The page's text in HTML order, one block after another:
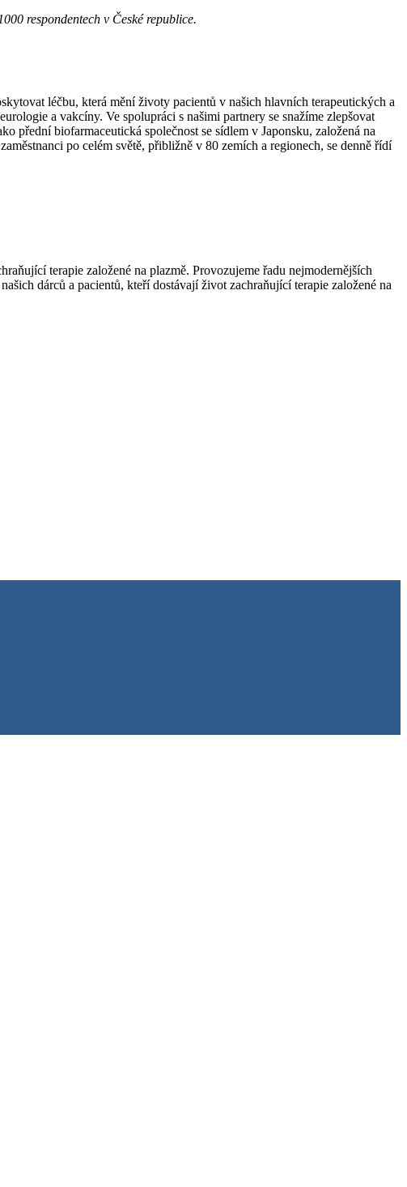
respondentech v České republice.
léčbu, která mění životy pacientů v našich hlavních terapeutických a
a vakcíny. Ve spolupráci s našimi partnery se snažíme zlepšovat
přední biofarmaceutická společnost se sídlem v Japonsku, založená na
po celém světě, přibližně v 80 zemích a regionech, se denně řídí
terapie založené na plazmě. Provozujeme řadu nejmodernějších
dárců a pacientů, kteří dostávají život zachraňující terapie založené na